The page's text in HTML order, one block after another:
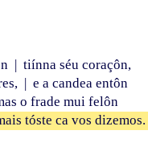
| tiínna séu coraçôn,
| e a candea entôn
o frade mui felôn
tóste ca vos dizemos.